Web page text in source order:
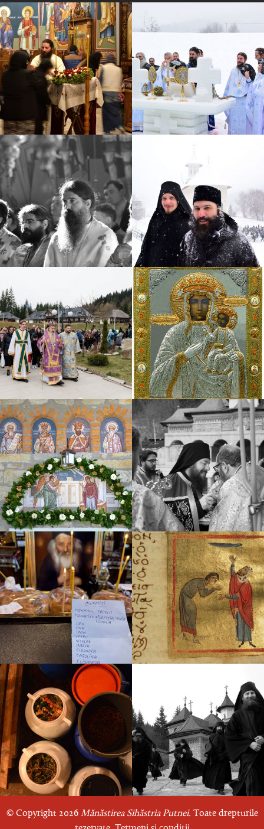
© Copyright 2026 Mănăstirea Sihăstria Putnei. Toate drepturile